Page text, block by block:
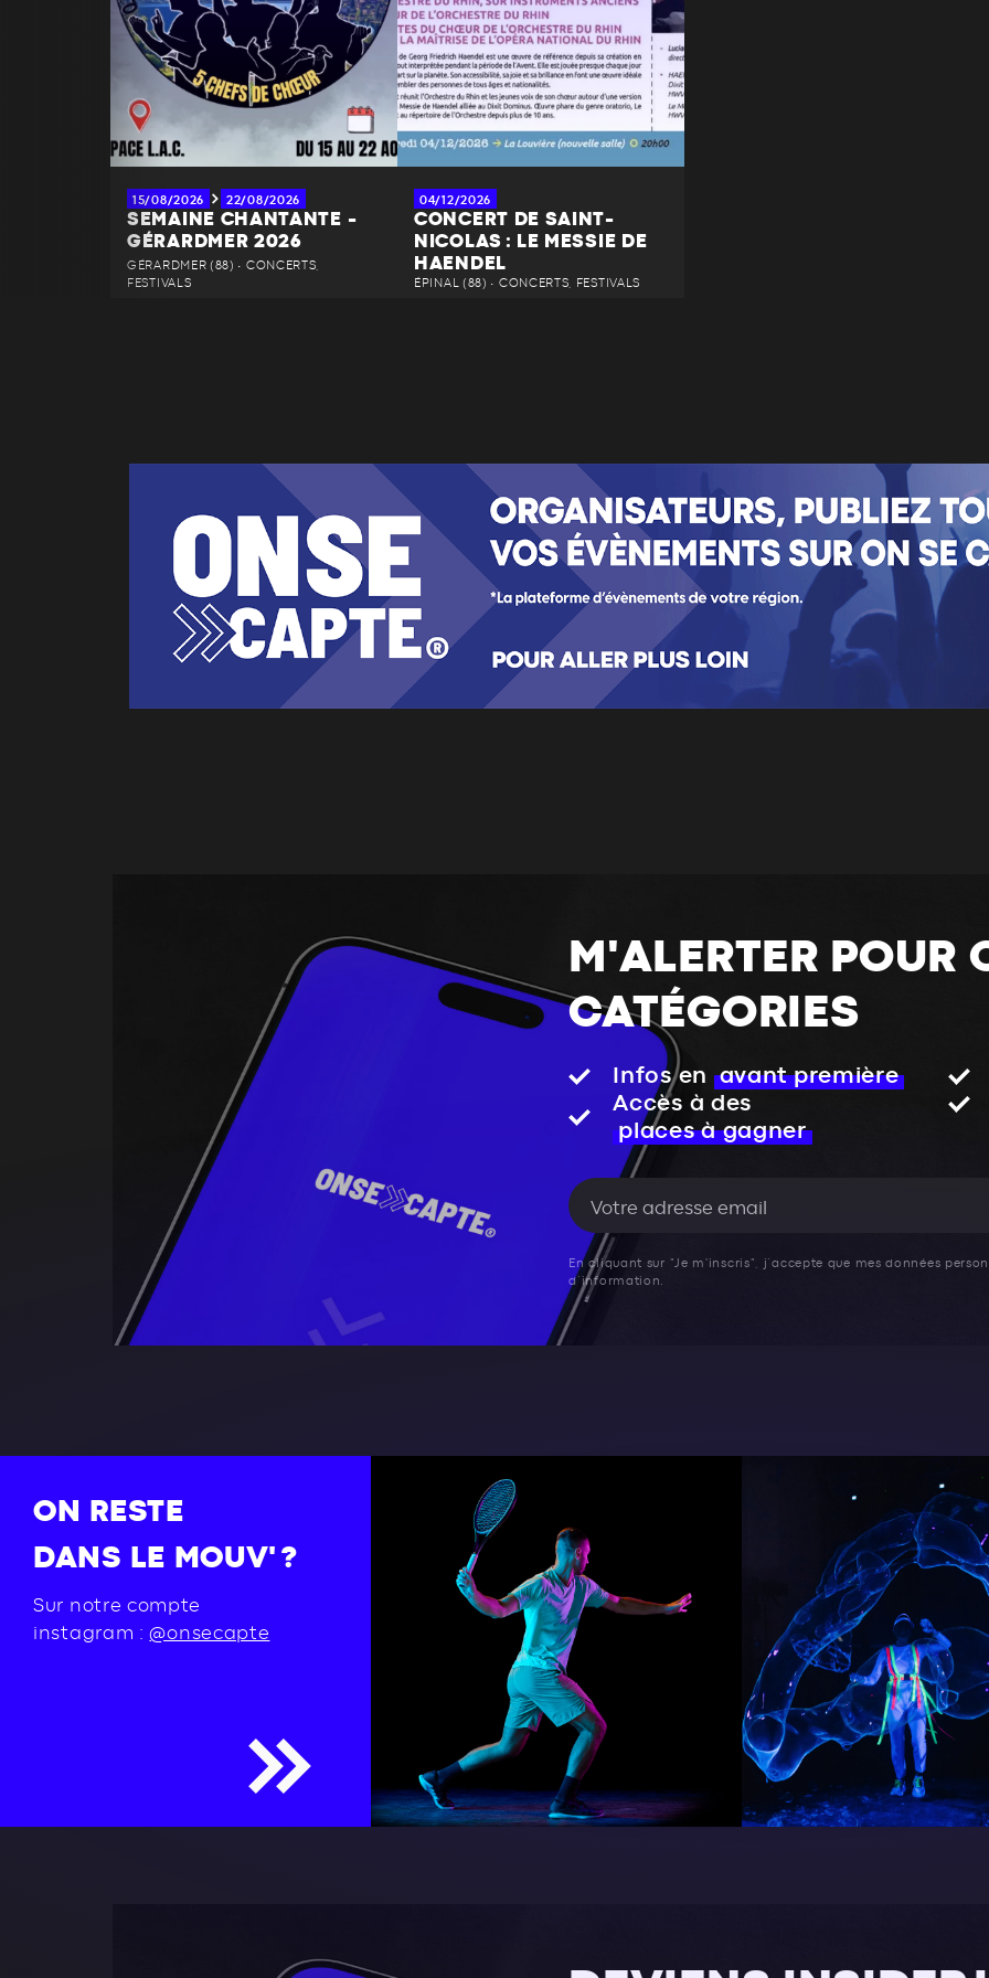
15/08/2026 22/08/2026
SEMAINE CHANTANTE -
GÉRARDMER 2026
GÉRARDMER (88) • CONCERTS,
FESTIVALS
04/12/2026
CONCERT DE SAINT-
NICOLAS : LE MESSIE DE
HAENDEL
ÉPINAL (88) • CONCERTS, FESTIVALS
M'ALERTER POUR
CATÉGORIES
Infos en
avant première
Accès à des
places à gagner
En cliquant sur "Je m'inscris", j’accepte que mes données
d’information.
ON RESTE
DANS LE MOUV' ?
Sur notre compte
instagram :@onsecapte